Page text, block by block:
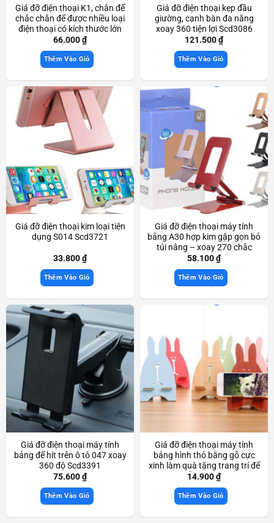
Giá đỡ điện thoại K1, chân đế
chắc chắn để được nhiều loại
điện thoại có kích thước lớn
Scd3169
66.000₫
Thêm Vào Giỏ
Giá đỡ điện thoại kẹp đầu
giường, cạnh bàn đa năng
xoay 360 tiện lợi Scd3086
121.500₫
Thêm Vào Giỏ
Giá đỡ điện thoại kim loại tiện
dụng S014 Scd3721
33.800₫
Thêm Vào Giỏ
Giá đỡ điện thoại máy tính
bảng A30 hợp kim gập gọn bỏ
túi nâng – xoay 270 chắc
chắn Scd3233
58.100₫
Thêm Vào Giỏ
Giá đỡ điện thoại máy tính
bảng đế hít trên ô tô 047 xoay
360 độ Scd3391
75.600₫
Thêm Vào Giỏ
Giá đỡ điện thoại máy tính
bảng hình thỏ bằng gỗ cực
xinh làm quà tặng trang trí để
bàn cực dễ thương Scd3845
14.900₫
Thêm Vào Giỏ